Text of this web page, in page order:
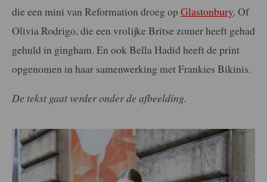
die een mini van Reformation droeg op Glastonbury. Of
Olivia Rodrigo, die een vrolijke Britse zomer heeft gehad
gehuld in gingham. En ook Bella Hadid heeft de print
opgenomen in haar samenwerking met Frankies Bikinis.
De tekst gaat verder onder de afbeelding.